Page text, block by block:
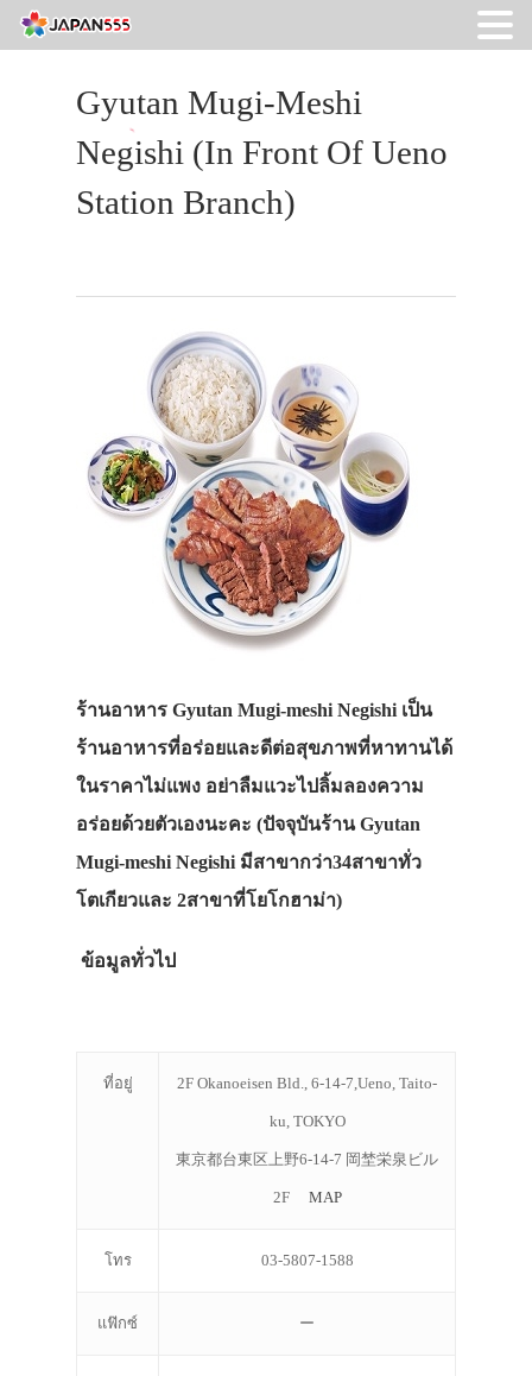
Gyutan Mugi-Meshi
Negishi (in Front Of Ueno
Station Branch)
ร้านอาหาร Gyutan Mugi-meshi Negishi เป็น
ร้านอาหารที่อร่อยและดีต่อสุขภาพที่หาทานได้
ในราคาไม่แพง อย่าลืมแวะไปลิ้มลองความ
อร่อยด้วยตัวเองนะคะ (ปัจจุบันร้าน Gyutan
Mugi-meshi Negishi มีสาขากว่า34สาขาทั่ว
โตเกียวและ 2สาขาที่โยโกฮาม่า)
ข้อมูลทั่วไป
ที่อยู่ 2F Okanoeisen Bld., 6-14-7,Ueno, Taito-
ku, TOKYO
東京都台東区上野6-14-7 岡埜栄泉ビル
2F MAP
โทร 03-5807-1588
แฟ๊กซ์ ー